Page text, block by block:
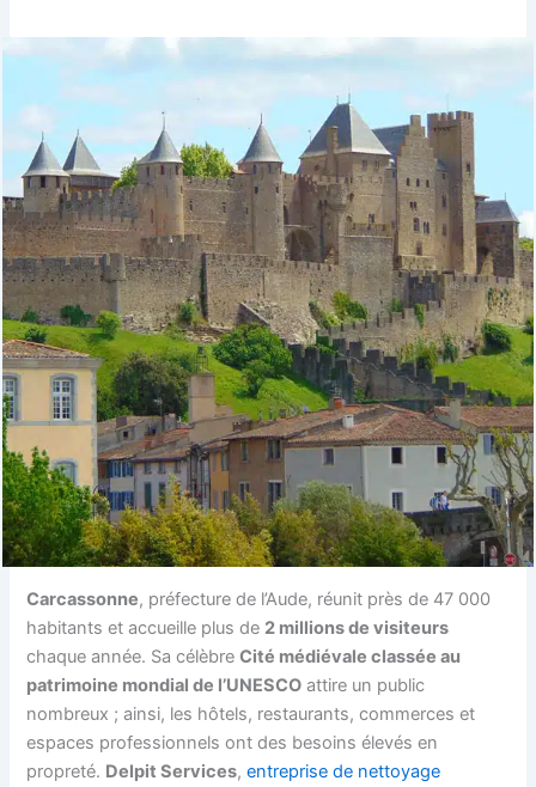
Carcassonne, préfecture de l’Aude, réunit près de 47 000
habitants et accueille plus de 2 millions de visiteurs
chaque année. Sa célèbreCité médiévale classée au
patrimoine mondial de l’UNESCO attire un public
nombreux ; ainsi, les hôtels, restaurants, commerces et
espaces professionnels ont des besoins élevés en
propreté. Delpit Services,entreprise de nettoyage